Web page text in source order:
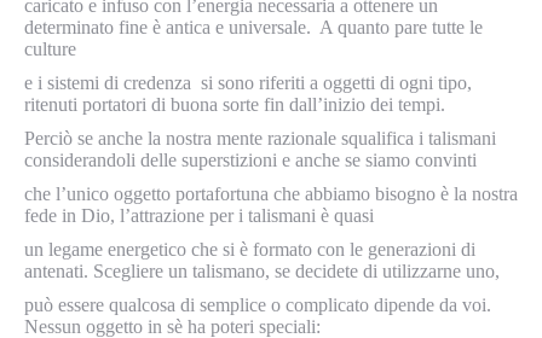
caricato e infuso con l’energia necessaria a ottenere un
determinato fine è antica e universale. A quanto pare tutte le
culture
e i sistemi di credenza si sono riferiti a oggetti di ogni tipo,
ritenuti portatori di buona sorte fin dall’inizio dei tempi.
Perciò se anche la nostra mente razionale squalifica i talismani
considerandoli delle superstizioni e anche se siamo convinti
che l’unico oggetto portafortuna che abbiamo bisogno è la nostra
fede in Dio, l’attrazione per i talismani è quasi
un legame energetico che si è formato con le generazioni di
antenati. Scegliere un talismano, se decidete di utilizzarne uno,
può essere qualcosa di semplice o complicato dipende da voi.
Nessun oggetto in sè ha poteri speciali: